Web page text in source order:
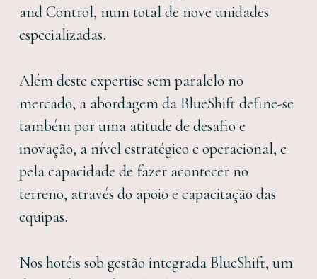
and Control, num total de nove unidades
especializadas.
Além deste expertise sem paralelo no
mercado, a abordagem da BlueShift define-se
também por uma atitude de desafio e
inovação, a nível estratégico e operacional, e
pela capacidade de fazer acontecer no
terreno, através do apoio e capacitação das
equipas.
Nos hotéis sob gestão integrada BlueShift, um